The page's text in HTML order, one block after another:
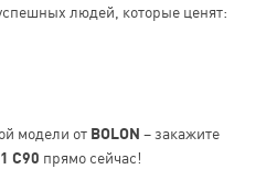
людей, которые ценят:
модели от BOLON – закажите
C90 прямо сейчас!